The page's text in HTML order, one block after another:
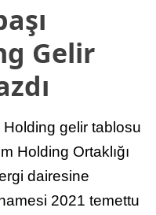
Gelir
Holding gelir tablosu
Holding Ortaklığı
dairesine
2021 temettu